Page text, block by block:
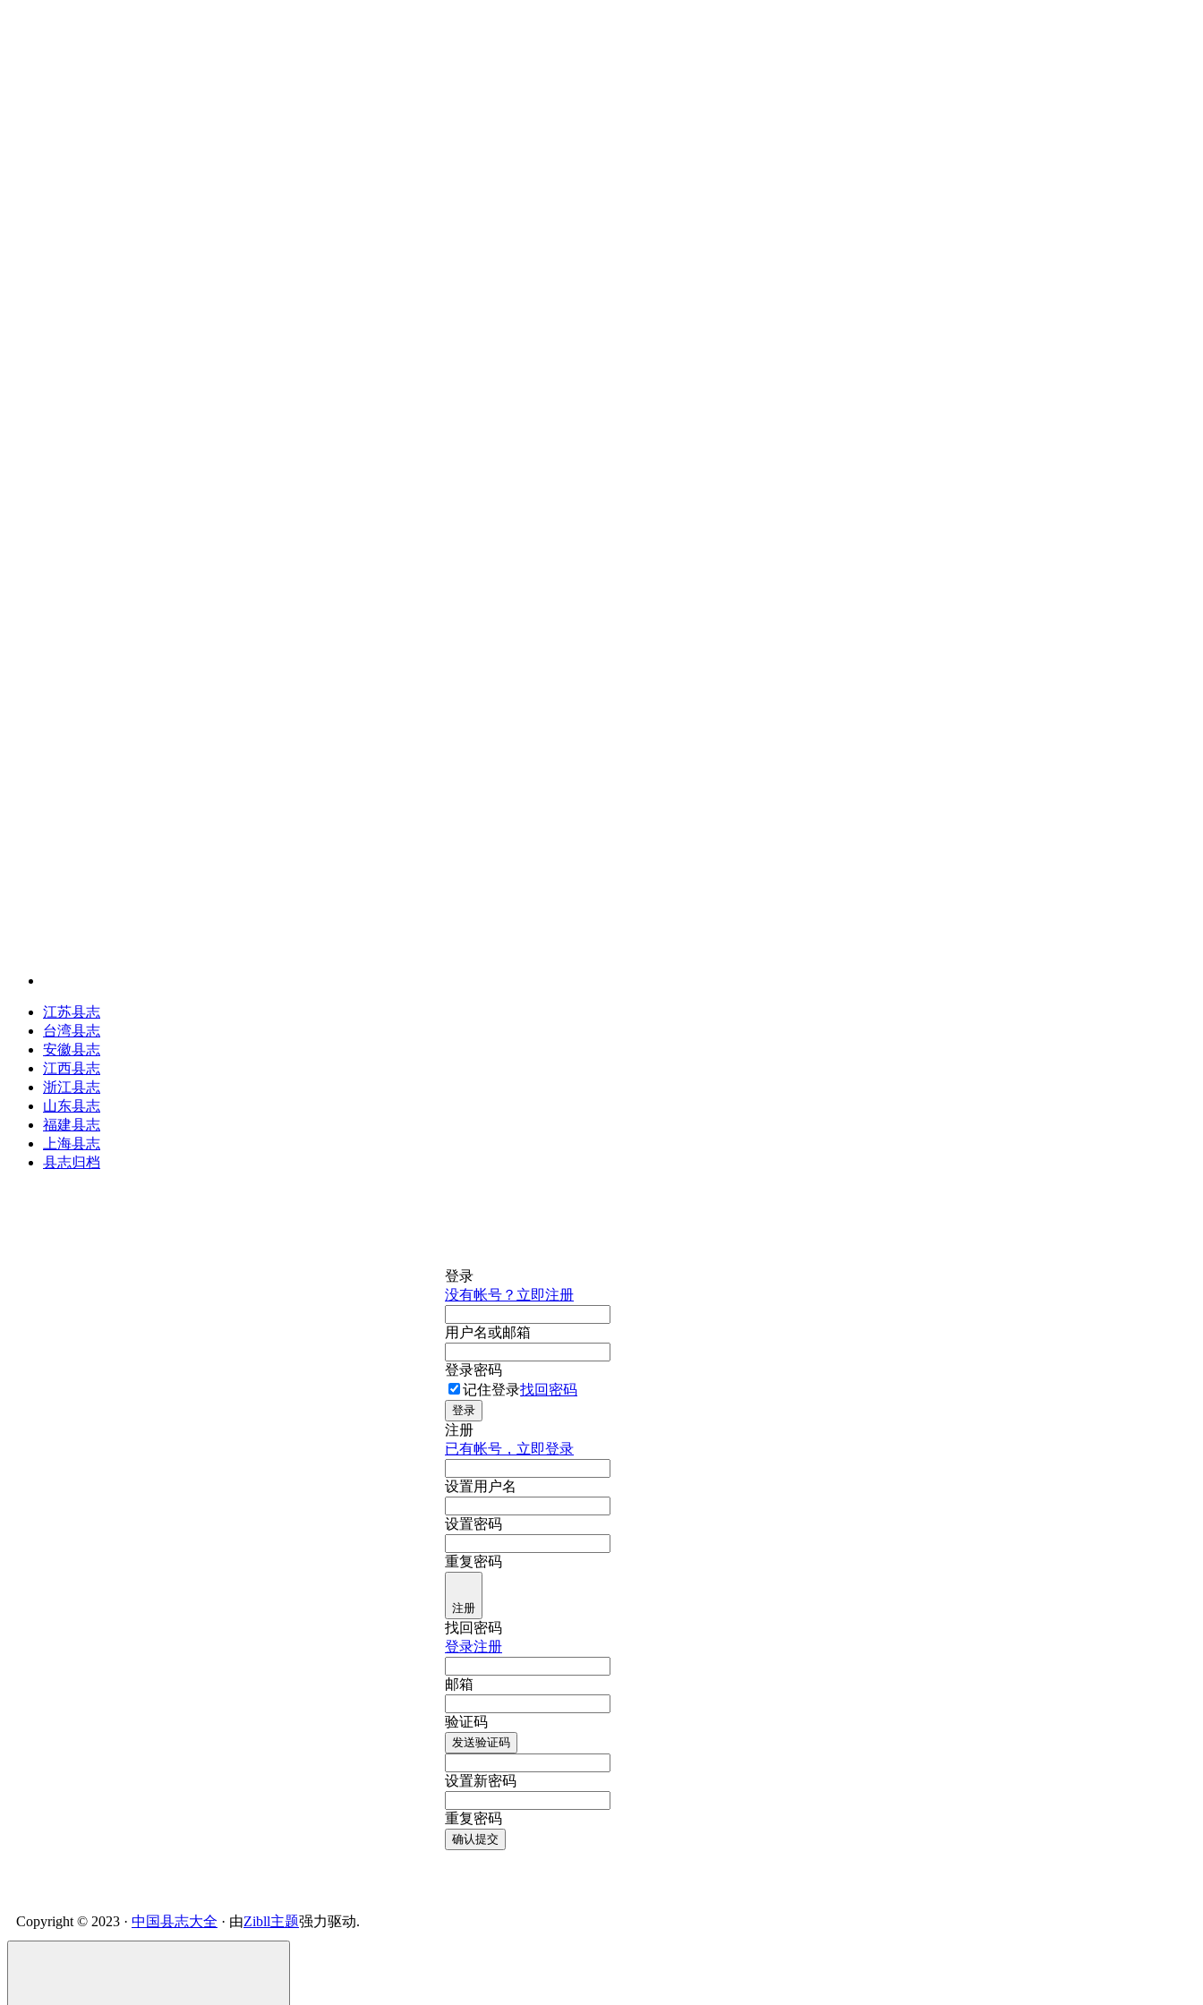
江苏县志
台湾县志
安徽县志
江西县志
浙江县志
山东县志
福建县志
上海县志
县志归档
登录
没有帐号？立即注册
用户名或邮箱
登录密码
记住登录找回密码
登录
注册
已有帐号，立即登录
设置用户名
设置密码
重复密码
注册
找回密码
登录注册
邮箱
验证码
发送验证码
设置新密码
重复密码
确认提交
Copyright © 2023 · 中国县志大全 · 由Zibll主题强力驱动.